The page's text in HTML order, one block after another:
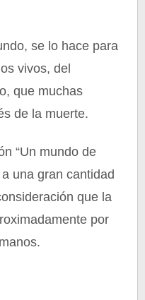
se lo hace para
vivos, del
que muchas
de la muerte.
“Un mundo de
una gran cantidad
que la
por